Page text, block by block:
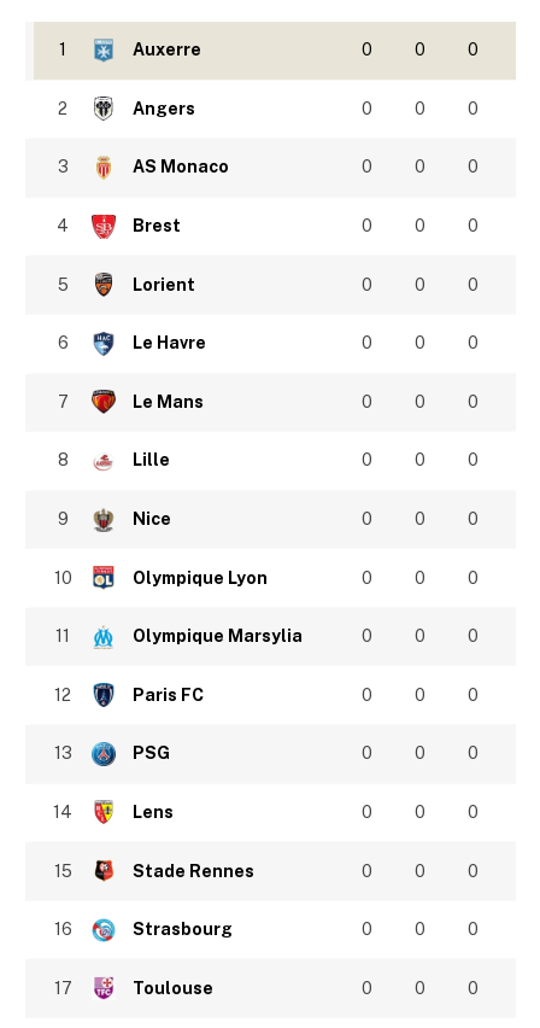
1 Auxerre 0 0 0
2 Angers 0 0 0
3 AS Monaco 0 0 0
4 Brest 0 0 0
5 Lorient 0 0 0
6 Le Havre 0 0 0
7 Le Mans 0 0 0
8 Lille 0 0 0
9 Nice 0 0 0
10 Olympique Lyon 0 0 0
11 Olympique Marsylia 0 0 0
12 Paris FC 0 0 0
13 PSG 0 0 0
14 Lens 0 0 0
15 Stade Rennes 0 0 0
16 Strasbourg 0 0 0
17 Toulouse 0 0 0